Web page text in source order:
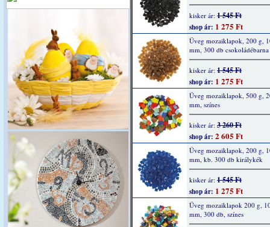
kisker ár: 1 545 Ft
shop ár: 1 275 Ft
Üveg mozaiklapok, 200 g,
mm, 300 db csokoládébarna
kisker ár: 1 545 Ft
shop ár: 1 275 Ft
Üveg mozaiklapok, 500 g,
mm, színes
kisker ár: 3 260 Ft
shop ár: 2 605 Ft
Üveg mozaiklapok, 200 g,
mm, kb. 300 db királykék
kisker ár: 1 545 Ft
shop ár: 1 275 Ft
Üveg mozaiklapok 200 g,
mm, 300 db, színes